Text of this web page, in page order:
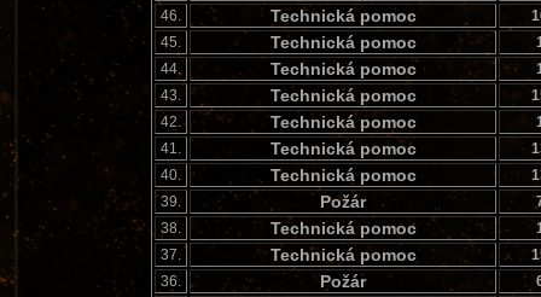
46.
Technická pomoc
45.
Technická pomoc
44.
Technická pomoc
43.
Technická pomoc
42.
Technická pomoc
41.
Technická pomoc
40.
Technická pomoc
39.
Požár
38.
Technická pomoc
37.
Technická pomoc
36.
Požár